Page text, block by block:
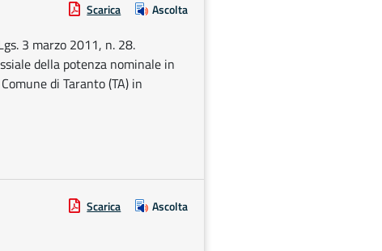
Scarica Ascolta
3 marzo 2011, n. 28.
della potenza nominale in
di Taranto (TA) in
Scarica Ascolta